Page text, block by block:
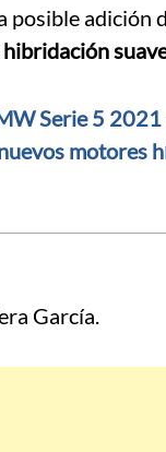
posible adición
Serie 5
motores
García.